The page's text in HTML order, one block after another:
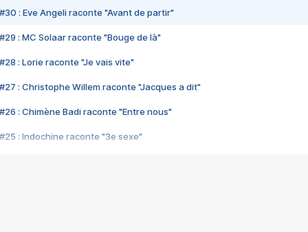
#30 : Eve Angeli raconte "Avant de partir"
#29 : MC Solaar raconte "Bouge de là"
#28 : Lorie raconte "Je vais vite"
#27 : Christophe Willem raconte "Jacques a dit"
#26 : Chimène Badi raconte "Entre nous"
#25 : Indochine raconte "3e sexe"